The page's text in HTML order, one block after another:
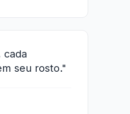
cada
seu rosto."